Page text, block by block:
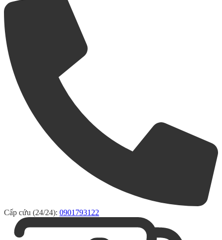
Cấp cứu (24/24): 0901793122